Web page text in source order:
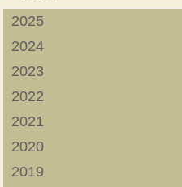
2025
2024
2023
2022
2021
2020
2019